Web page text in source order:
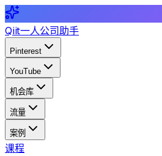
Qiit一人公司助手
Pinterest
YouTube
机会库
流量
案例
课程